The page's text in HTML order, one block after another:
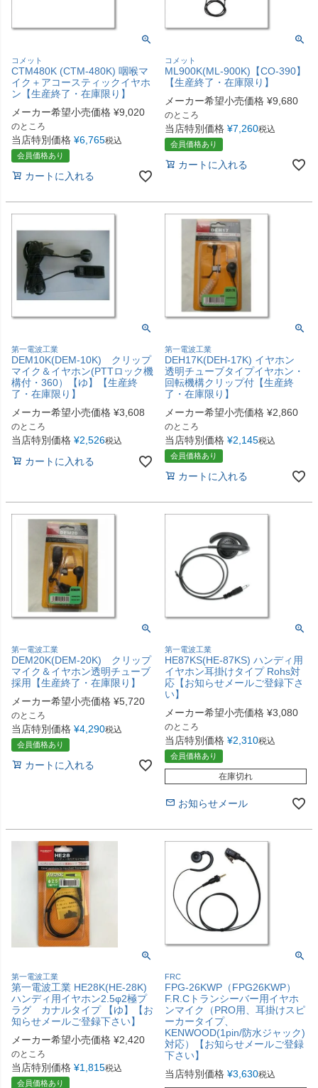
コメット
CTM480K (CTM-480K) 咽喉マ
イク＋アコースティックイヤホ
ン【生産終了・在庫限り】
メーカー希望小売価格 ¥9,020
のところ
当店特別価格 ¥6,765税込
会員価格あり
カートに入れる
コメット
ML900K(ML-900K)【CO-390】
【生産終了・在庫限り】
メーカー希望小売価格 ¥9,680
のところ
当店特別価格 ¥7,260税込
会員価格あり
カートに入れる
第一電波工業
DEM10K(DEM-10K) クリップ
マイク＆イヤホン(PTTロック機
構付・360）【ゆ】【生産終
了・在庫限り】
メーカー希望小売価格 ¥3,608
のところ
当店特別価格 ¥2,526税込
カートに入れる
第一電波工業
DEH17K(DEH-17K) イヤホン
透明チューブタイプイヤホン・
回転機構クリップ付【生産終
了・在庫限り】
メーカー希望小売価格 ¥2,860
のところ
当店特別価格 ¥2,145税込
会員価格あり
カートに入れる
第一電波工業
DEM20K(DEM-20K) クリップ
マイク＆イヤホン透明チューブ
採用【生産終了・在庫限り】
メーカー希望小売価格 ¥5,720
のところ
当店特別価格 ¥4,290税込
会員価格あり
カートに入れる
第一電波工業
HE87KS(HE-87KS) ハンディ用
イヤホン耳掛けタイプ Rohs対
応【お知らせメールご登録下さ
い】
メーカー希望小売価格 ¥3,080
のところ
当店特別価格 ¥2,310税込
会員価格あり
在庫切れ
お知らせメール
第一電波工業
第一電波工業 HE28K(HE-28K)
ハンディ用イヤホン2.5φ2極プ
ラグ カナルタイプ 【ゆ】【お
知らせメールご登録下さい】
メーカー希望小売価格 ¥2,420
のところ
当店特別価格 ¥1,815税込
会員価格あり
FRC
FPG-26KWP（FPG26KWP）
F.R.Cトランシーバー用イヤホ
ンマイク（PRO用、耳掛けスピ
ーカータイプ、
KENWOOD(1pin/防水ジャック)
対応）【お知らせメールご登録
下さい】
当店特別価格 ¥3,630税込